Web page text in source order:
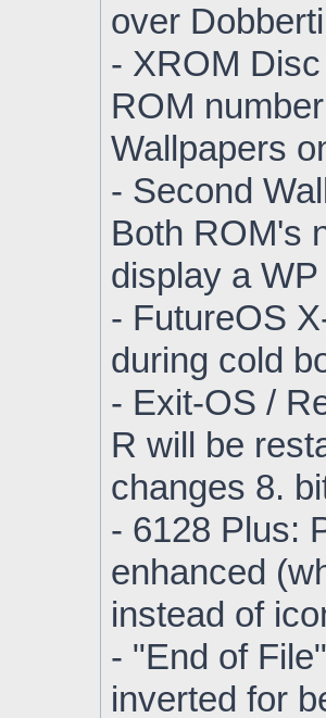
over
- XROM
ROM
Wallpapers
- Second
Both ROM's
display a
- FutureOS
during cold
- Exit-OS /
R will be
changes 8.
- 6128 Plus:
enhanced
instead of
- "End of
inverted for